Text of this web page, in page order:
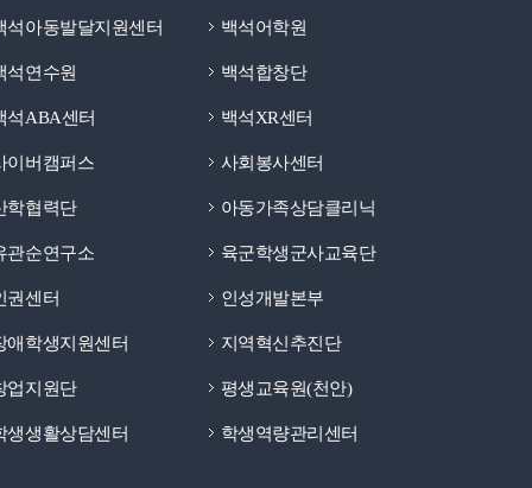
석아동발달지원센터 백석어학원
석연수원 백석합창단
석ABA센터 백석XR센터
이버캠퍼스 사회봉사센터
학협력단 아동가족상담클리닉
관순연구소 육군학생군사교육단
권센터 인성개발본부
애학생지원센터 지역혁신추진단
업지원단 평생교육원(천안)
생생활상담센터 학생역량관리센터